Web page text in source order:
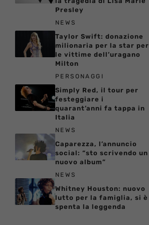
Presley
NEWS
Taylor Swift: donazione
milionaria per la star per
le vittime dell’uragano
Milton
PERSONAGGI
Simply Red, il tour per
festeggiare i
quarant’anni fa tappa in
Italia
NEWS
Caparezza, l’annuncio
social: “sto scrivendo un
nuovo album”
NEWS
Whitney Houston: nuovo
lutto per la famiglia, si è
spenta la leggenda